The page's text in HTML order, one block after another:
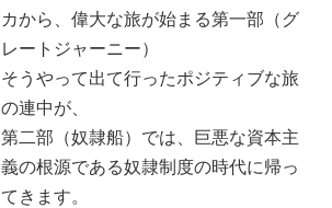
カから、偉大な旅が始まる第一部（グ
レートジャーニー）
そうやって出て行ったポジティブな旅
の連中が、
第二部（奴隷船）では、巨悪な資本主
義の根源である奴隷制度の時代に帰っ
てきます。